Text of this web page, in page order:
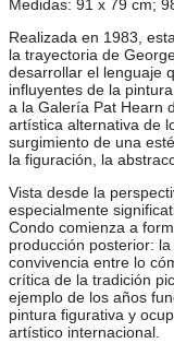
Medidas: 91 x 79 cm;
Realizada en 1983,
la trayectoria de
desarrollar el lenguaje
influyentes de la
a la Galería Pat Hearn
artística alternativa de
surgimiento de una
la figuración, la
Vista desde la
especialmente
Condo comienza a
producción posterior:
convivencia entre lo
crítica de la tradición
ejemplo de los años
pintura figurativa y
artístico internacional.